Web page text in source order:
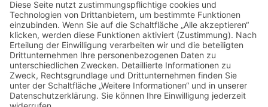
Klettern Kraftaufbau Marketing Medizin Motorrad motorsport
MTT Muskelaufbau Physio Pool Post-Workout
Regeneration Rehabilitation rennen Schatten Sport Stabilität
Technologie Tools Unterstützung Yoga